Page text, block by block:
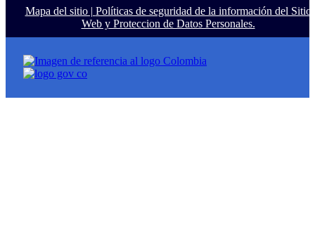
Mapa del sitio | Políticas de seguridad de la información del Sitio
Web y Proteccion de Datos Personales.